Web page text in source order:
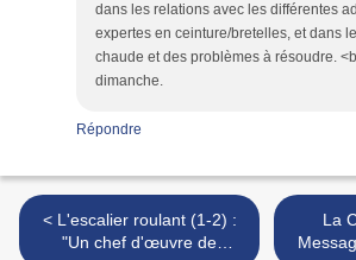
dans les relations avec les différentes
expertes en ceinture/bretelles, et dans
chaude et des problèmes à résoudre.
dimanche.
Répondre
< L'escalier roulant (1-2) :
"Un chef d'œuvre de
La